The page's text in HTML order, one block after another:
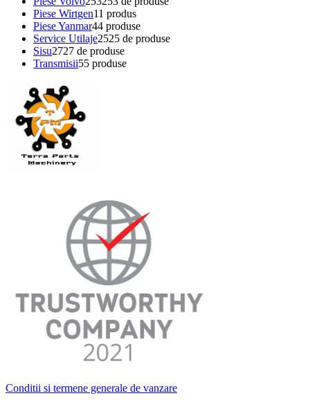
Piese Wirtgen11 produs
Piese Yanmar44 produse
Service Utilaje2525 de produse
Sisu2727 de produse
Transmisii55 produse
Conditii si termene generale de vanzare